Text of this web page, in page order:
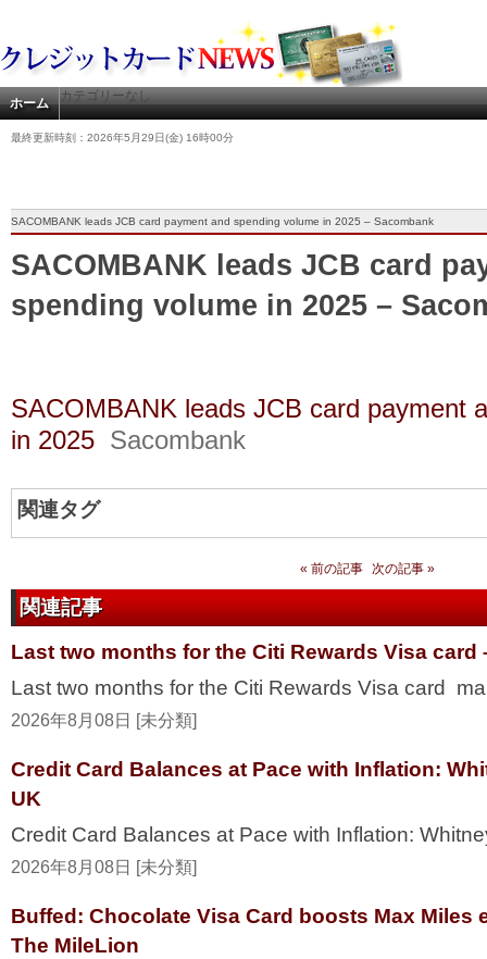
ホーム カテゴリーなし
最終更新時刻：2026年5月29日(金) 16時00分
SACOMBANK leads JCB card payment and spending volume in 2025 – Sacombank
SACOMBANK leads JCB card
spending volume in 2025 –
SACOMBANK leads JCB card payment
in 2025 Sacombank
関連タグ
« 前の記事 次の記事 »
関連記事
Last two months for the Citi Rewards Visa card
Last two months for the Citi Rewards Visa card
2026年8月08日 [未分類]
Credit Card Balances at Pace with Inflation:
UK
Credit Card Balances at Pace with Inflation:
2026年8月08日 [未分類]
Buffed: Chocolate Visa Card boosts Max Miles
The MileLion